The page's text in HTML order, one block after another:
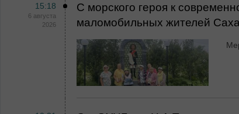
15:18
6 августа
2026
С морского героя к
маломобильных жителей